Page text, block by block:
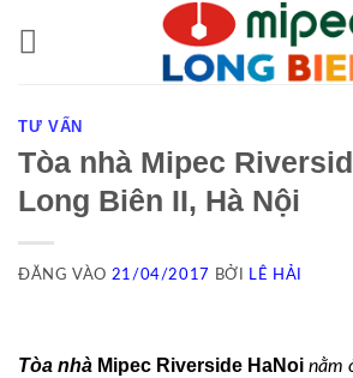
qua
dung
TƯ VẤN
Tòa nhà Mipec
Long Biên II, Hà Nội
ĐĂNG VÀO 21/04/2017 BỞI LÊ HẢI
Tòa nhà Mipec Riverside HaNoi nằm